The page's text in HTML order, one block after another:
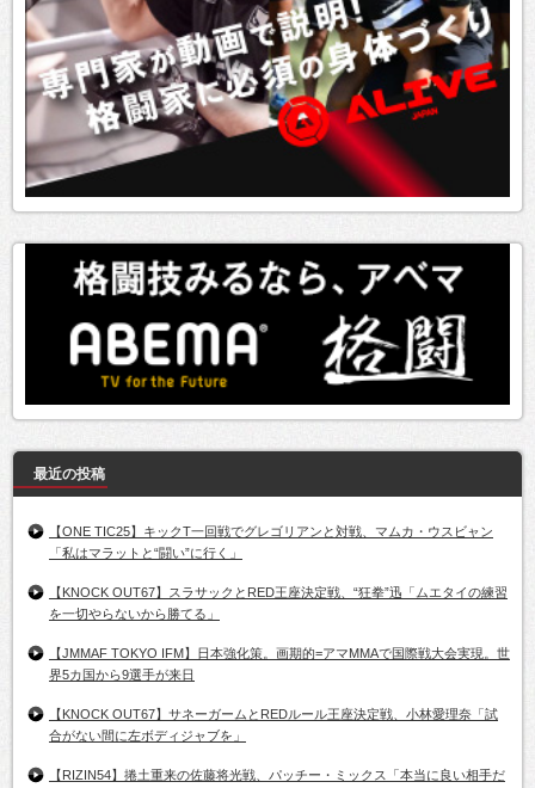
最近の投稿
【ONE TIC25】キックT一回戦でグレゴリアンと対戦、マムカ・ウスビャン
「私はマラットと“闘い”に行く」
【KNOCK OUT67】スラサックとRED王座決定戦、“狂拳”迅「ムエタイの練習
を一切やらないから勝てる」
【JMMAF TOKYO IFM】日本強化策。画期的=アマMMAで国際戦大会実現。世
界5カ国から9選手が来日
【KNOCK OUT67】サネーガームとREDルール王座決定戦、小林愛理奈「試
合がない間に左ボディジャブを」
【RIZIN54】捲土重来の佐藤将光戦、パッチー・ミックス「本当に良い相手だ